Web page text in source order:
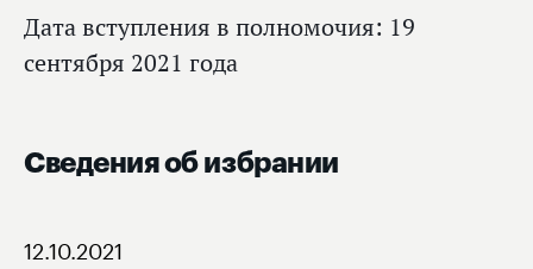
Дата вступления в полномочия: 19
сентября 2021 года
Сведения об избрании
12.10.2021